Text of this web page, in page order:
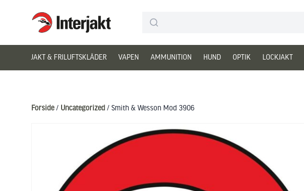
Interjakt DK
JAKT & FRILUFTSKLÄDER VAPEN AMMUNITION HUND OPTIK LOCKJAKT
Forside/ Uncategorized / Smith & Wesson Mod 3906